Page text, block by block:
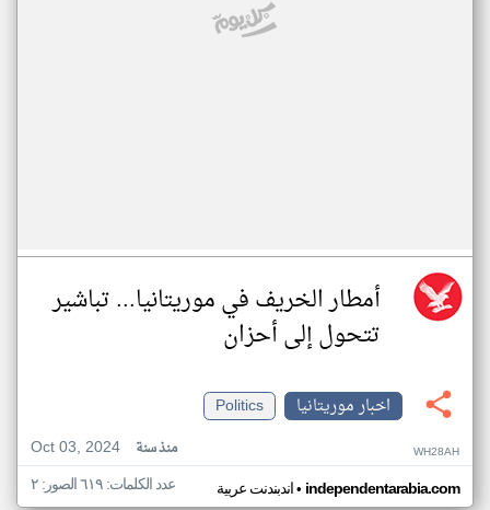
أمطار الخريف في موريتانيا... تباشير
تتحول إلى أحزان
اخبار موريتانيا
Politics
Oct 03, 2024
منذ سنة WH28AH
اندبندنت عربية• independentarabia.com عدد الكلمات: ٦١٩ الصور: ٢